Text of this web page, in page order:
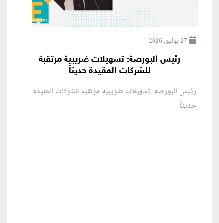
27 يوليو, 2026
رئيس البورصة: تسهيلات ضريبية مرتقبة
للشركات المقيدة حديثاً
رئيس البورصة: تسهيلات ضريبية مرتقبة للشركات المقيدة
حديثاً